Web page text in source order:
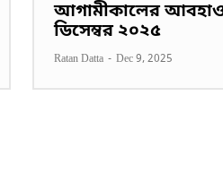
আগামীকালের
ডিসেম্বর ২০২৫
Ratan Datta - Dec 9, 2025